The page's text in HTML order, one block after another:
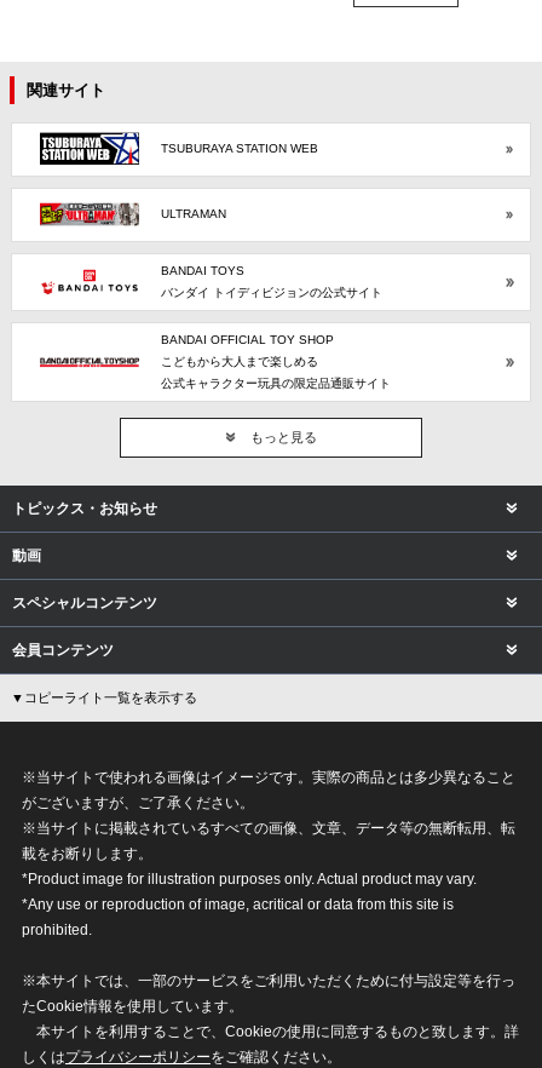
関連サイト
TSUBURAYA STATION WEB
ULTRAMAN
BANDAI TOYS
バンダイ トイディビジョンの公式サイト
BANDAI OFFICIAL TOY SHOP
こどもから大人まで楽しめる
公式キャラクター玩具の限定品通販サイト
もっと見る
トピックス・お知らせ
動画
スペシャルコンテンツ
会員コンテンツ
▼コピーライト一覧を表示する
※当サイトで使われる画像はイメージです。実際の商品とは多少異なること
がございますが、ご了承ください。
※当サイトに掲載されているすべての画像、文章、データ等の無断転用、転
載をお断りします。
*Product image for illustration purposes only. Actual product may vary.
*Any use or reproduction of image, acritical or data from this site is
prohibited.
※本サイトでは、一部のサービスをご利用いただくために付与設定等を行っ
たCookie情報を使用しています。
本サイトを利用することで、Cookieの使用に同意するものと致します。詳
しくはプライバシーポリシーをご確認ください。